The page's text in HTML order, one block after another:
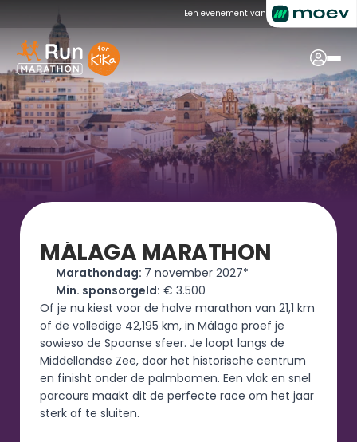
Een evenement van
MÁLAGA MARATHON
Marathondag: 7 november 2027*
Min. sponsorgeld: € 3.500
Of je nu kiest voor de halve marathon van 21,1 km
of de volledige 42,195 km, in Málaga proef je
sowieso de Spaanse sfeer. Je loopt langs de
Middellandse Zee, door het historische centrum
en finisht onder de palmbomen. Een vlak en snel
parcours maakt dit de perfecte race om het jaar
sterk af te sluiten.